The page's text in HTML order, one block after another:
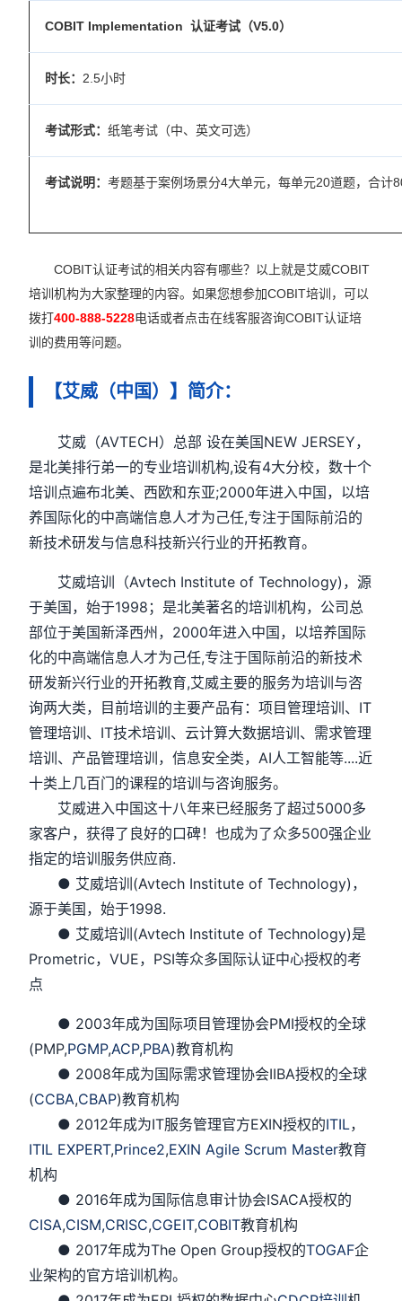
COBIT Implementation 认证考试（V5.0）
时长： 2.5小时
考试形式：纸笔考试（中、英文可选）
考试说明：考题基于案例场景分4大单元，每单元20道题，合计
COBIT认证考试的相关内容有哪些？以上就是艾威COBIT
培训机构为大家整理的内容。如果您想参加COBIT培训，可以
拨打400-888-5228电话或者点击在线客服咨询COBIT认证培
训的费用等问题。
【艾威（中国）】简介：
艾威（AVTECH）总部 设在美国NEW JERSEY，
是北美排行弟一的专业培训机构,设有4大分校，数十个
培训点遍布北美、西欧和东亚;2000年进入中国，以培
养国际化的中高端信息人才为己任,专注于国际前沿的
新技术研发与信息科技新兴行业的开拓教育。
艾威培训（Avtech Institute of Technology)，源
于美国，始于1998；是北美著名的培训机构，公司总
部位于美国新泽西州，2000年进入中国，以培养国际
化的中高端信息人才为己任,专注于国际前沿的新技术
研发新兴行业的开拓教育,艾威主要的服务为培训与咨
询两大类，目前培训的主要产品有：项目管理培训、IT
管理培训、IT技术培训、云计算大数据培训、需求管理
培训、产品管理培训，信息安全类，AI人工智能等....近
十类上几百门的课程的培训与咨询服务。
艾威进入中国这十八年来已经服务了超过5000多
家客户，获得了良好的口碑！也成为了众多500强企业
指定的培训服务供应商.
● 艾威培训(Avtech Institute of Technology)，
源于美国，始于1998.
● 艾威培训(Avtech Institute of Technology)是
Prometric，VUE，PSI等众多国际认证中心授权的考
点
● 2003年成为国际项目管理协会PMI授权的全球
(PMP,PGMP,ACP,PBA)教育机构
● 2008年成为国际需求管理协会IIBA授权的全球
(CCBA,CBAP)教育机构
● 2012年成为IT服务管理官方EXIN授权的ITIL，
ITIL EXPERT,Prince2,EXIN Agile Scrum Master教育
机构
● 2016年成为国际信息审计协会ISACA授权的
CISA,CISM,CRISC,CGEIT,COBIT教育机构
● 2017年成为The Open Group授权的TOGAF企
业架构的官方培训机构。